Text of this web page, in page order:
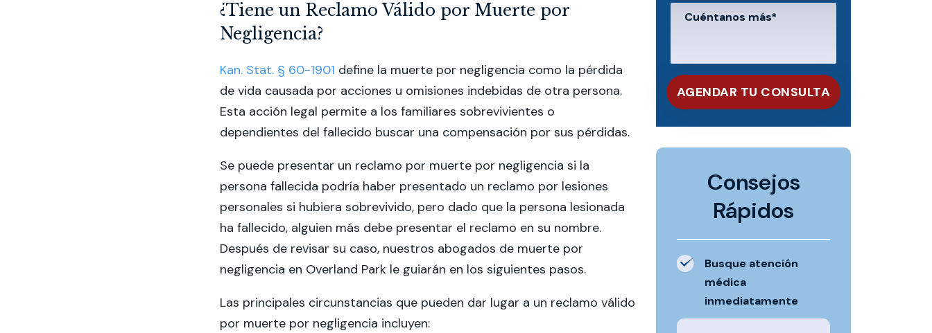
¿Tiene un Reclamo Válido por Muerte por
Negligencia?
Kan. Stat. § 60-1901 define la muerte por negligencia como la pérdida
de vida causada por acciones u omisiones indebidas de otra persona.
Esta acción legal permite a los familiares sobrevivientes o
dependientes del fallecido buscar una compensación por sus pérdidas.
Se puede presentar un reclamo por muerte por negligencia si la
persona fallecida podría haber presentado un reclamo por lesiones
personales si hubiera sobrevivido, pero dado que la persona lesionada
ha fallecido, alguien más debe presentar el reclamo en su nombre.
Después de revisar su caso, nuestros abogados de muerte por
negligencia en Overland Park le guiarán en los siguientes pasos.
Las principales circunstancias que pueden dar lugar a un reclamo válido
por muerte por negligencia incluyen:
Consejos
Rápidos
Busque atención
médica
inmediatamente